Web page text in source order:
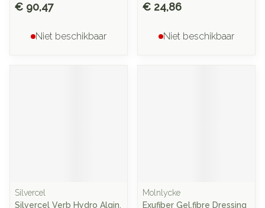
€ 90,47
Niet beschikbaar
€ 24,86
Niet beschikbaar
Silvercel
Silvercel Verb Hydro Algin.
Molnlycke
Exufiber Gel.fibre Dressing